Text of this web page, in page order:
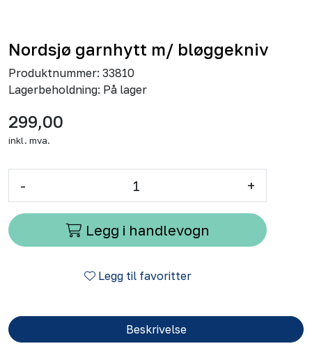
Nordsjø garnhytt m/ bløggekniv
Produktnummer: 33810
Lagerbeholdning: På lager
299,00
inkl. mva.
- +
Legg i handlevogn
Legg til favoritter
Beskrivelse